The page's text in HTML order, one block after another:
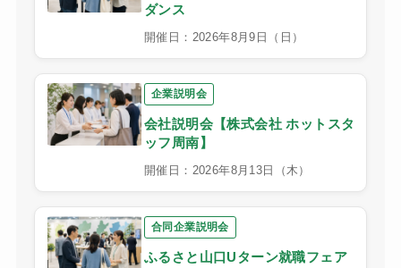
ダンス
開催日：2026年8月9日（日）
企業説明会
会社説明会【株式会社 ホットスタ
ッフ周南】
開催日：2026年8月13日（木）
合同企業説明会
ふるさと山口Uターン就職フェア